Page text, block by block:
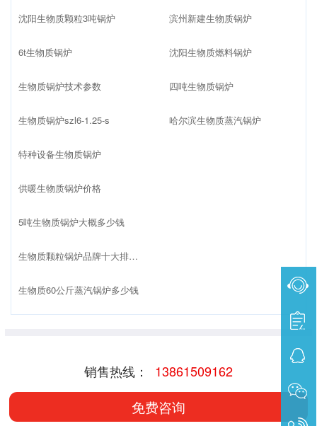
沈阳生物质颗粒3吨锅炉
6t生物质锅炉
生物质锅炉技术参数
滨州新建生物质锅炉
沈阳生物质燃料锅炉
四吨生物质锅炉
生物质锅炉szl6-1.25-s
特种设备生物质锅炉
供暖生物质锅炉价格
5吨生物质锅炉大概多少钱
生物质颗粒锅炉品牌十大排名榜
生物质60公斤蒸汽锅炉多少钱
哈尔滨生物质蒸汽锅炉
销售热线： 13861509162
免费咨询